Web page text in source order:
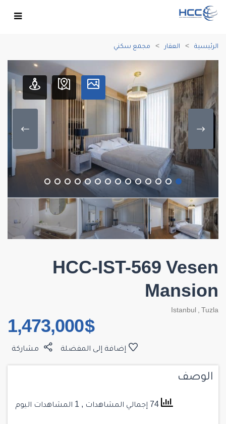
الرئيسية العقار مجمع سكني
HCC-IST-569 Vesen
Mansion
Istanbul , Tuzla
$ 1,473,000
مشاركة إضافة إلى المفضلة
الوصف
, 1 المشاهدات اليوم